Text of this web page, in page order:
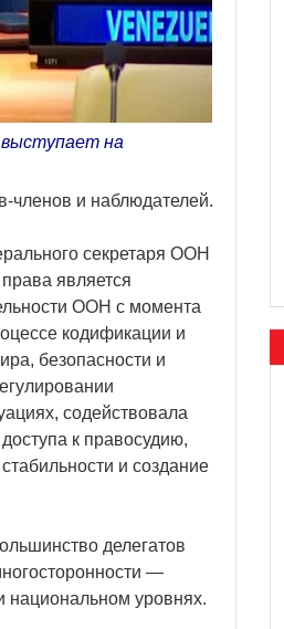
на
членов и наблюдателей.
секретаря ООН
является
ООН с момента
кодификации и
безопасности и
содействовала
к правосудию,
и создание
делегатов
—
национальном уровнях.